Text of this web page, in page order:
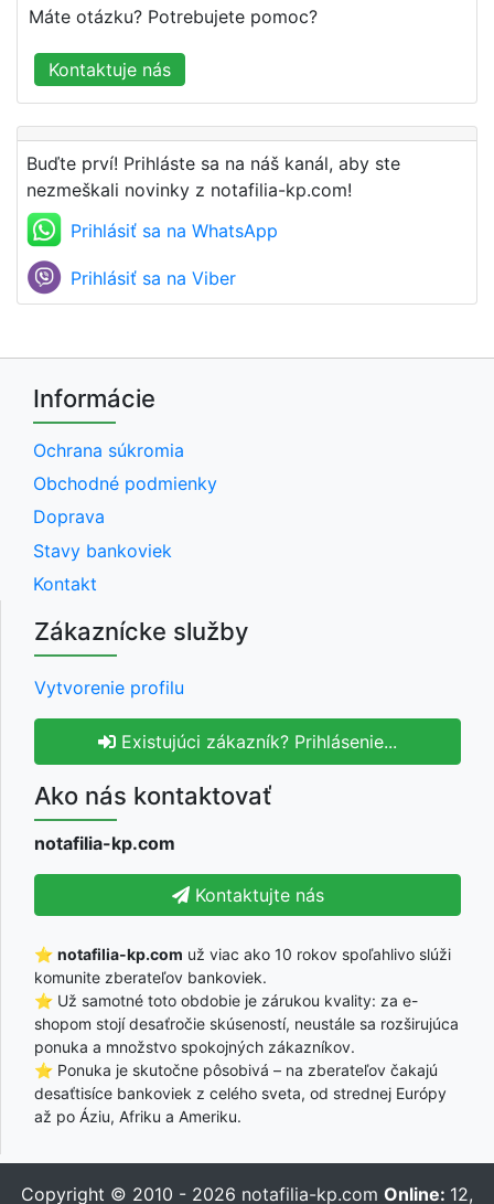
Máte otázku? Potrebujete pomoc?
Kontaktuje nás
Buďte prví! Prihláste sa na náš kanál, aby ste
nezmeškali novinky z notafilia-kp.com!
Prihlásiť sa na WhatsApp
Prihlásiť sa na Viber
Informácie
Ochrana súkromia
Obchodné podmienky
Doprava
Stavy bankoviek
Kontakt
Zákaznícke služby
Vytvorenie profilu
Existujúci zákazník? Prihlásenie...
Ako nás kontaktovať
notafilia-kp.com
Kontaktujte nás
⭐ notafilia-kp.com už viac ako 10 rokov spoľahlivo slúži
komunite zberateľov bankoviek.
⭐ Už samotné toto obdobie je zárukou kvality: za e-
shopom stojí desaťročie skúseností, neustále sa rozširujúca
ponuka a množstvo spokojných zákazníkov.
⭐ Ponuka je skutočne pôsobivá – na zberateľov čakajú
desaťtisíce bankoviek z celého sveta, od strednej Európy
až po Áziu, Afriku a Ameriku.
Copyright © 2010 - 2026 notafilia-kp.com Online: 12,